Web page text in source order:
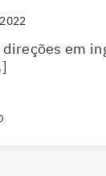
direções em